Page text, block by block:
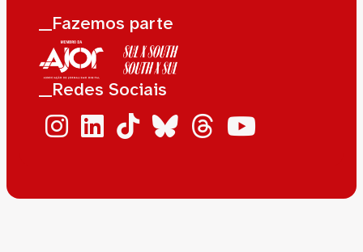
__Fazemos parte
__Redes Sociais